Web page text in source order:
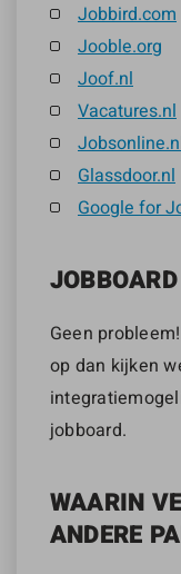
Jobbird.com
Jooble.org
Joof.nl
Vacatures.nl
Glassdoor.nl
Google for
Geen
op dan kijken
jobboard.
WAARIN
ANDERE